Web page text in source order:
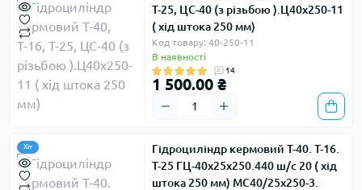
Т-25, ЦС-40 (з різьбою ).Ц40х250-11
( хід штока 250 мм)
Код товару: 40-250-11
В наявності
14
1 500.00 ₴
Хіт
Гідроциліндр кермовий Т-40. Т-16.
Т-25 ГЦ-40х25х250.440 ш/с 20 ( хід
штока 250 мм) МС40/25х250-3.